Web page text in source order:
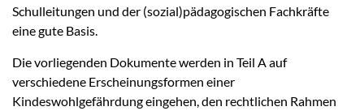
Schulleitungen und der (sozial)pädagogischen Fachkräfte
eine gute Basis.
Die vorliegenden Dokumente werden in Teil A auf
verschiedene Erscheinungsformen einer
Kindeswohlgefährdung eingehen, den rechtlichen Rahmen